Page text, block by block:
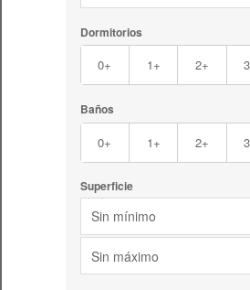
Dormitorios
0+ 1+ 2+
Baños
0+ 1+ 2+
Superficie
Sin mínimo
Sin máximo